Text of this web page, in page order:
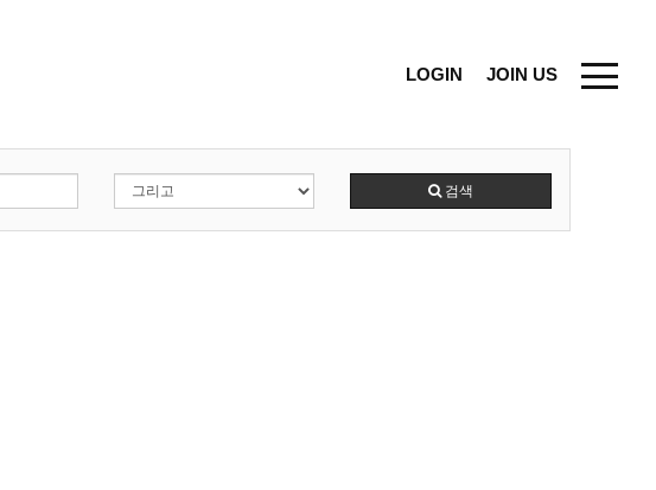
LOGIN JOIN US
검색